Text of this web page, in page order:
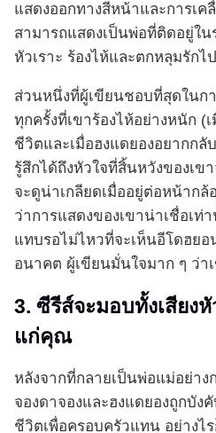
แสดงออกทางสีหน้าและการเค
สามารถแสดงเป็นพ่อที่ติดอยู่ใน
หัวเราะ ร้องไห้และตกหลุมรักไ
ส่วนหนึ่งที่ผู้เขียนชอบที่สุดในก
ทุกครั้งที่เขาร้องไห้อย่างหนัก (
ชีวิตและเมื่อฮงแดยองอยากก
รู้สึกได้ถึงหัวใจที่สิ้นหวังของเข
จะดูน่าเกลียดเมื่ออยู่ต่อหน้ากล้
ว่าการแสดงของเขาน่าเชื่อเท่
แทบรอไม่ไหวที่จะเห็นอีโดฮย
อนาคต ผู้เขียนมั่นใจมาก ๆ ว่า
3. ซีรีส์จะมอบทั้งเสียง
แก่คุณ
หลังจากที่กลายเป็นพ่อแม่อย่า
จองดาจองและฮงแดยองถูกบัง
ชีวิตเพื่อครอบครัวแทน อย่างไ